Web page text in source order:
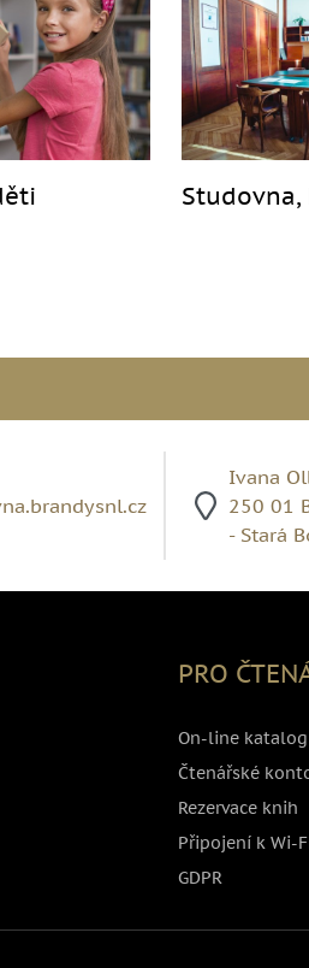
Studovna,
Ivana
250 01
- Stará
PRO
On-line katalog
Čtenářské
Rezervace knih
Připojení k Wi-
GDPR